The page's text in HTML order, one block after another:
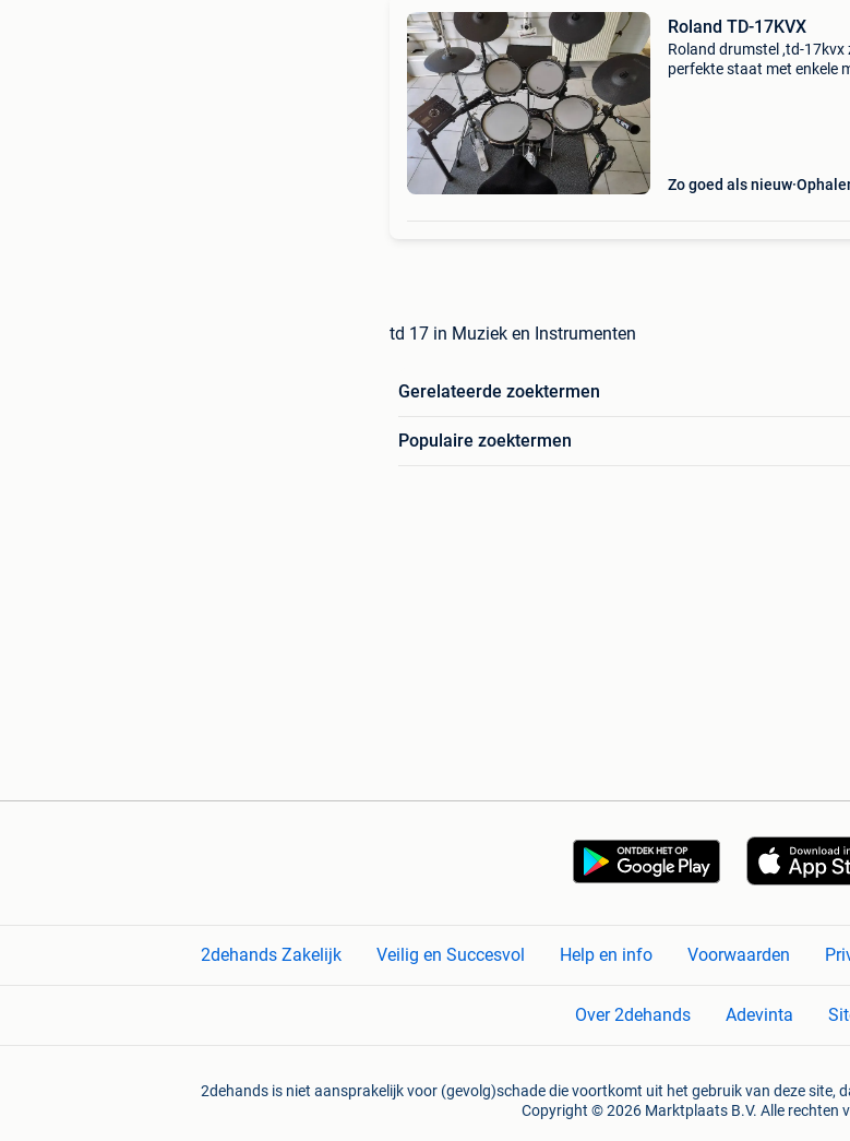
Roland TD-17KVX
Roland drumstel ,td-17kvx
perfekte staat met enkele
Zo goed als nieuw
td 17 in Muziek en Instrumenten
Gerelateerde zoektermen
Populaire zoektermen
2dehands Zakelijk Veilig en Succesvol Help en info Voorwaarden
Over 2dehands Adevinta
2dehands is niet aansprakelijk voor (gevolg)schade die voortkomt uit het gebruik van deze
Copyright © 2026 Marktplaats B.V. Alle rechten